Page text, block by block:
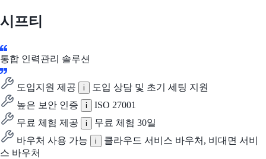
시프티
통합 인력관리 솔루션
도입지원 제공 i
도입 상담 및 초기 세팅 지원
높은 보안 인증
i
ISO 27001
무료 체험 제공
i
무료 체험 30일
바우처 사용 가능
i
클라우드 서비스 바우처, 비대면 서비
스 바우처